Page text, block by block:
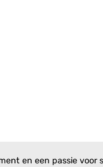
en een passie